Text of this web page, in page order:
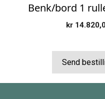
Benk/bord 1
kr
Send